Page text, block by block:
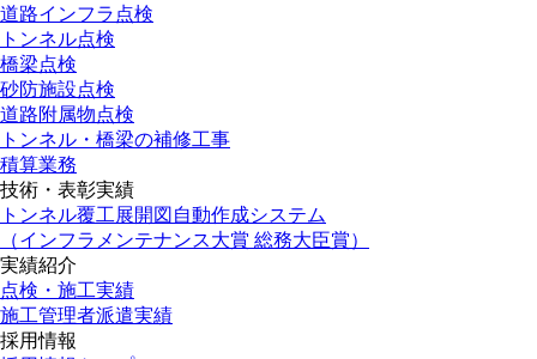
道路インフラ点検
トンネル点検
橋梁点検
砂防施設点検
道路附属物点検
トンネル・橋梁の補修工事
積算業務
技術・表彰実績
トンネル覆工展開図自動作成システム
（インフラメンテナンス大賞 総務大臣賞）
実績紹介
点検・施工実績
施工管理者派遣実績
採用情報